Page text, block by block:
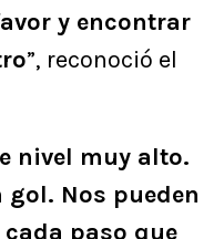
y encontrar
”, reconoció el
nivel muy alto.
gol. Nos pueden
paso que